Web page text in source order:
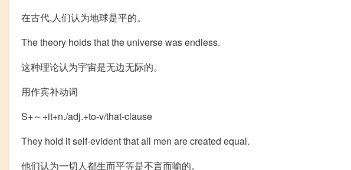
在古代,人们认为地球是平的。
The theory holds that the universe was endless.
这种理论认为宇宙是无边无际的。
用作宾补动词
S+～+it+n./adj.+to-v/that-clause
They hold it self-evident that all men are created equal.
他们认为一切人都生而平等是不言而喻的。